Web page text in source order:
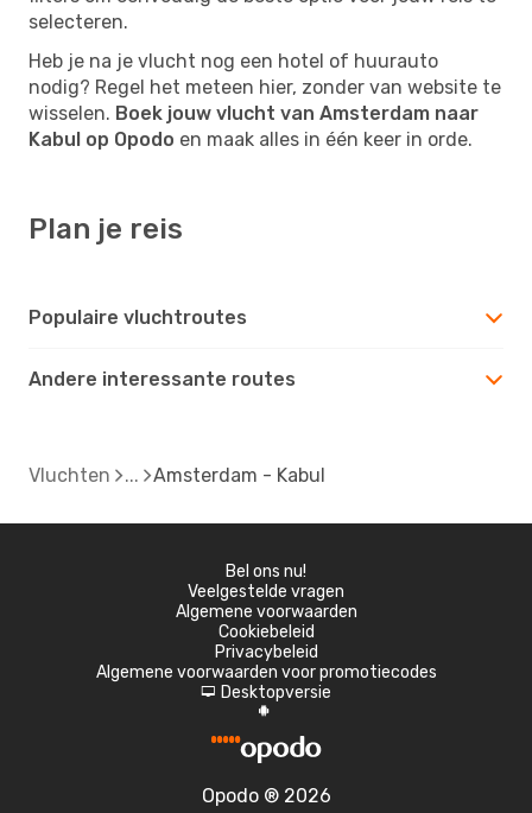
selecteren.
Heb je na je vlucht nog een hotel of huurauto
nodig? Regel het meteen hier, zonder van website te
wisselen. Boek jouw vlucht van Amsterdam naar
Kabul op Opodo en maak alles in één keer in orde.
Plan je reis
Populaire vluchtroutes
Andere interessante routes
Vluchten Amsterdam - Kabul
Bel ons nu!
Veelgestelde vragen
Algemene voorwaarden
Cookiebeleid
Privacybeleid
Algemene voorwaarden voor promotiecodes
d Desktopversie
A
Opodo ® 2026